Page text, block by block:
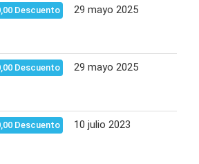
Descuento 29 mayo 2025
Descuento 29 mayo 2025
Descuento 10 julio 2023